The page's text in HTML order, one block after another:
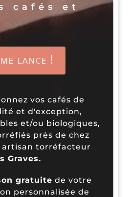
cafés et
lance !
vos cafés de
et d'exception,
et/ou biologiques,
près de chez
artisan torréfacteur
Graves.
gratuite de votre
personnalisée de